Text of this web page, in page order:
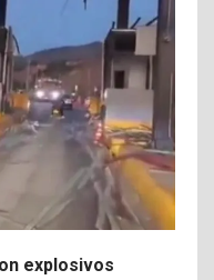
explosivos